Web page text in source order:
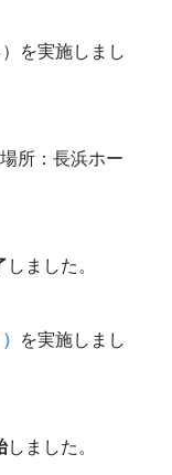
）を実施しまし
場所：長浜ホー
しました。
）
を実施しまし
しました。